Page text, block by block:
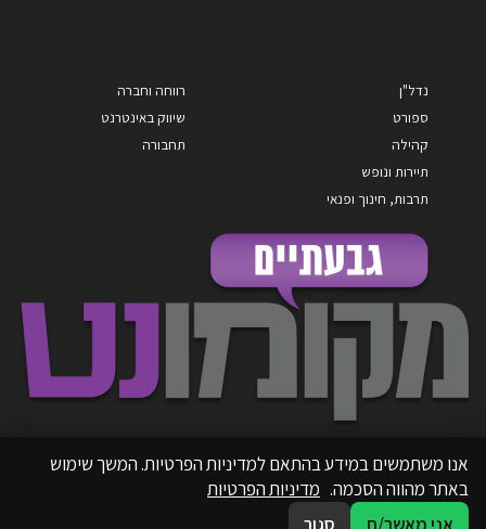
נדל"ן
ספורט
קהילה
תיירות ונופש
תרבות, חינוך ופנאי
רווחה וחברה
שיווק באינטרנט
תחבורה
אנו משתמשים במידע בהתאם למדיניות הפרטיות. המשך שימוש
באתר מהווה הסכמה. מדיניות הפרטיות